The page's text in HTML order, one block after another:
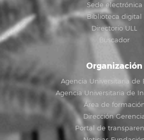
Sede electrónica
Biblioteca digital
Directorio ULL
Buscador
Organización
Agencia Universitaria de
Agencia Universitaria de
Área de
Dirección
Portal de